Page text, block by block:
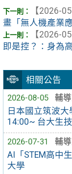
相關公告
2026-08-05
輔
日本國立筑波
14:00~ 台大生
2026-07-31
輔
AI「STEM高中
大學
【2026-
畫「無人機產業
【2026-
即是控？：身為